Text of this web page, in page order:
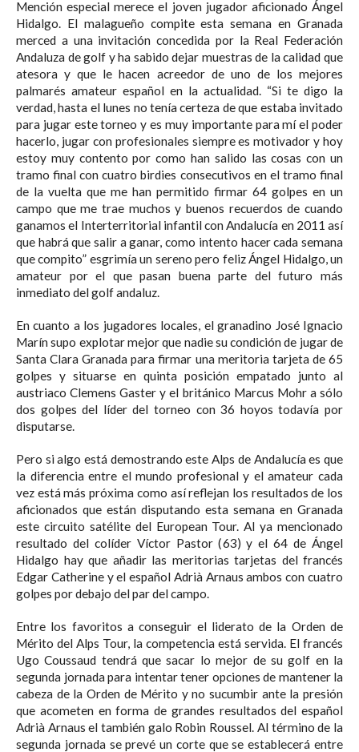
Mención especial merece el joven jugador aficionado Ángel
Hidalgo. El malagueño compite esta semana en Granada
merced a una invitación concedida por la Real Federación
Andaluza de golf y ha sabido dejar muestras de la calidad que
atesora y que le hacen acreedor de uno de los mejores
palmarés amateur español en la actualidad. “Si te digo la
verdad, hasta el lunes no tenía certeza de que estaba invitado
para jugar este torneo y es muy importante para mí el poder
hacerlo, jugar con profesionales siempre es motivador y hoy
estoy muy contento por como han salido las cosas con un
tramo final con cuatro birdies consecutivos en el tramo final
de la vuelta que me han permitido firmar 64 golpes en un
campo que me trae muchos y buenos recuerdos de cuando
ganamos el Interterritorial infantil con Andalucía en 2011 así
que habrá que salir a ganar, como intento hacer cada semana
que compito” esgrimía un sereno pero feliz Ángel Hidalgo, un
amateur por el que pasan buena parte del futuro más
inmediato del golf andaluz.
En cuanto a los jugadores locales, el granadino José Ignacio
Marín supo explotar mejor que nadie su condición de jugar de
Santa Clara Granada para firmar una meritoria tarjeta de 65
golpes y situarse en quinta posición empatado junto al
austriaco Clemens Gaster y el británico Marcus Mohr a sólo
dos golpes del líder del torneo con 36 hoyos todavía por
disputarse.
Pero si algo está demostrando este Alps de Andalucía es que
la diferencia entre el mundo profesional y el amateur cada
vez está más próxima como así reflejan los resultados de los
aficionados que están disputando esta semana en Granada
este circuito satélite del European Tour. Al ya mencionado
resultado del colíder Víctor Pastor (63) y el 64 de Ángel
Hidalgo hay que añadir las meritorias tarjetas del francés
Edgar Catherine y el español Adrià Arnaus ambos con cuatro
golpes por debajo del par del campo.
Entre los favoritos a conseguir el liderato de la Orden de
Mérito del Alps Tour, la competencia está servida. El francés
Ugo Coussaud tendrá que sacar lo mejor de su golf en la
segunda jornada para intentar tener opciones de mantener la
cabeza de la Orden de Mérito y no sucumbir ante la presión
que acometen en forma de grandes resultados del español
Adrià Arnaus el también galo Robin Roussel. Al término de la
segunda jornada se prevé un corte que se establecerá entre